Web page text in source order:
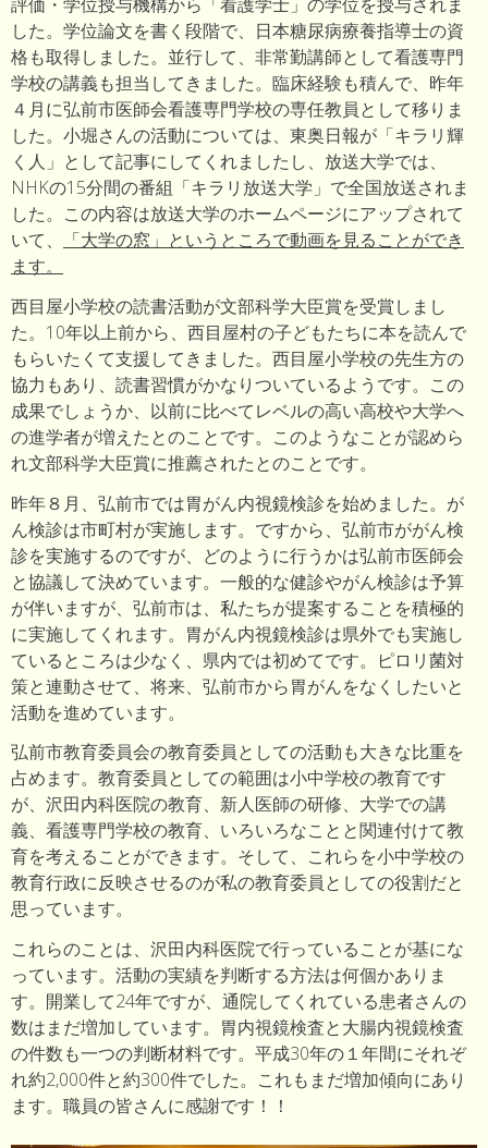
した。学位論文を書く段階で、日本糖尿病療養指導士の資
格も取得しました。並行して、非常勤講師として看護専門
学校の講義も担当してきました。臨床経験も積んで、昨年
４月に弘前市医師会看護専門学校の専任教員として移りま
した。小堀さんの活動については、東奥日報が「キラリ輝
く人」として記事にしてくれましたし、放送大学では、
NHKの15分間の番組「キラリ放送大学」で全国放送されま
した。この内容は放送大学のホームページにアップされて
いて、
「大学の窓」というところで動画を見ることができ
ます。
西目屋小学校の読書活動が文部科学大臣賞を受賞しまし
た。10年以上前から、西目屋村の子どもたちに本を読んで
もらいたくて支援してきました。西目屋小学校の先生方の
協力もあり、読書習慣がかなりついているようです。この
成果でしょうか、以前に比べてレベルの高い高校や大学へ
の進学者が増えたとのことです。このようなことが認めら
れ文部科学大臣賞に推薦されたとのことです。
昨年８月、弘前市では胃がん内視鏡検診を始めました。が
ん検診は市町村が実施します。ですから、弘前市ががん検
診を実施するのですが、どのように行うかは弘前市医師会
と協議して決めています。一般的な健診やがん検診は予算
が伴いますが、弘前市は、私たちが提案することを積極的
に実施してくれます。胃がん内視鏡検診は県外でも実施し
ているところは少なく、県内では初めてです。ピロリ菌対
策と連動させて、将来、弘前市から胃がんをなくしたいと
活動を進めています。
弘前市教育委員会の教育委員としての活動も大きな比重を
占めます。教育委員としての範囲は小中学校の教育です
が、沢田内科医院の教育、新人医師の研修、大学での講
義、看護専門学校の教育、いろいろなことと関連付けて教
育を考えることができます。そして、これらを小中学校の
教育行政に反映させるのが私の教育委員としての役割だと
思っています。
これらのことは、沢田内科医院で行っていることが基にな
っています。活動の実績を判断する方法は何個かありま
す。開業して24年ですが、通院してくれている患者さんの
数はまだ増加しています。胃内視鏡検査と大腸内視鏡検査
の件数も一つの判断材料です。平成30年の１年間にそれぞ
れ約2,000件と約300件でした。これもまだ増加傾向にあり
ます。職員の皆さんに感謝です！！